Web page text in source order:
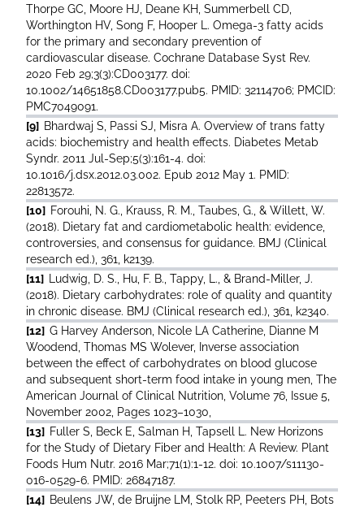
Thorpe GC, Moore HJ, Deane KH, Summerbell CD,
Worthington HV, Song F, Hooper L. Omega-3 fatty acids
for the primary and secondary prevention of
cardiovascular disease. Cochrane Database Syst Rev.
2020 Feb 29;3(3):CD003177. doi:
10.1002/14651858.CD003177.pub5. PMID: 32114706; PMCID:
PMC7049091.
[9] Bhardwaj S, Passi SJ, Misra A. Overview of trans fatty
acids: biochemistry and health effects. Diabetes Metab
Syndr. 2011 Jul-Sep;5(3):161-4. doi:
10.1016/j.dsx.2012.03.002. Epub 2012 May 1. PMID:
22813572.
[10] Forouhi, N. G., Krauss, R. M., Taubes, G., & Willett, W.
(2018). Dietary fat and cardiometabolic health: evidence,
controversies, and consensus for guidance. BMJ (Clinical
research ed.), 361, k2139.
[11]
Ludwig, D. S., Hu, F. B., Tappy, L., & Brand-Miller, J.
(2018). Dietary carbohydrates: role of quality and quantity
in chronic disease. BMJ (Clinical research ed.), 361, k2340.
[12] G Harvey Anderson, Nicole LA Catherine, Dianne M
Woodend, Thomas MS Wolever, Inverse association
between the effect of carbohydrates on blood glucose
and subsequent short-term food intake in young men, The
American Journal of Clinical Nutrition, Volume 76, Issue 5,
November 2002, Pages 1023–1030,
[13] Fuller S, Beck E, Salman H, Tapsell L. New Horizons
for the Study of Dietary Fiber and Health: A Review. Plant
Foods Hum Nutr. 2016 Mar;71(1):1-12. doi: 10.1007/s11130-
016-0529-6. PMID: 26847187.
[14] Beulens JW, de Bruijne LM, Stolk RP, Peeters PH, Bots